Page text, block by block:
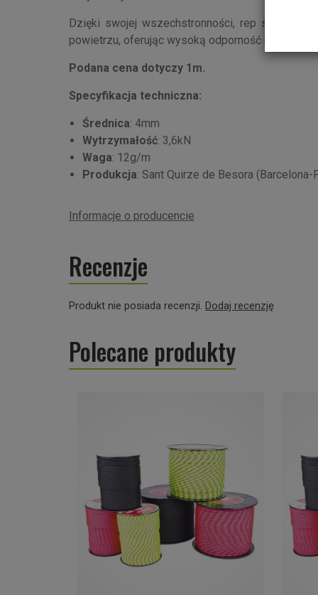
Dzięki swojej wszechstronności, rep sznur
powietrzu, oferując wysoką odporność na
Podana cena dotyczy 1m.
Specyfikacja techniczna:
Średnica: 4mm
Wytrzymałość: 3,6kN
Waga: 12g/m
Produkcja: Sant Quirze de Besora (Barcelona-
Informacje o producencie
Recenzje
Produkt nie posiada recenzji. Dodaj recenzję
Polecane produkty